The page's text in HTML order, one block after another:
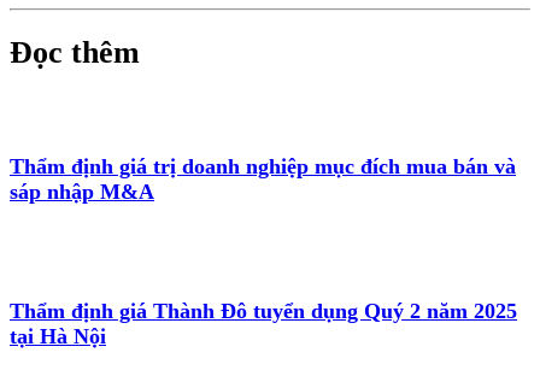
Đọc thêm
Thẩm định giá trị doanh nghiệp mục đích mua bán và
sáp nhập M&A
Thẩm định giá Thành Đô tuyển dụng Quý 2 năm 2025
tại Hà Nội